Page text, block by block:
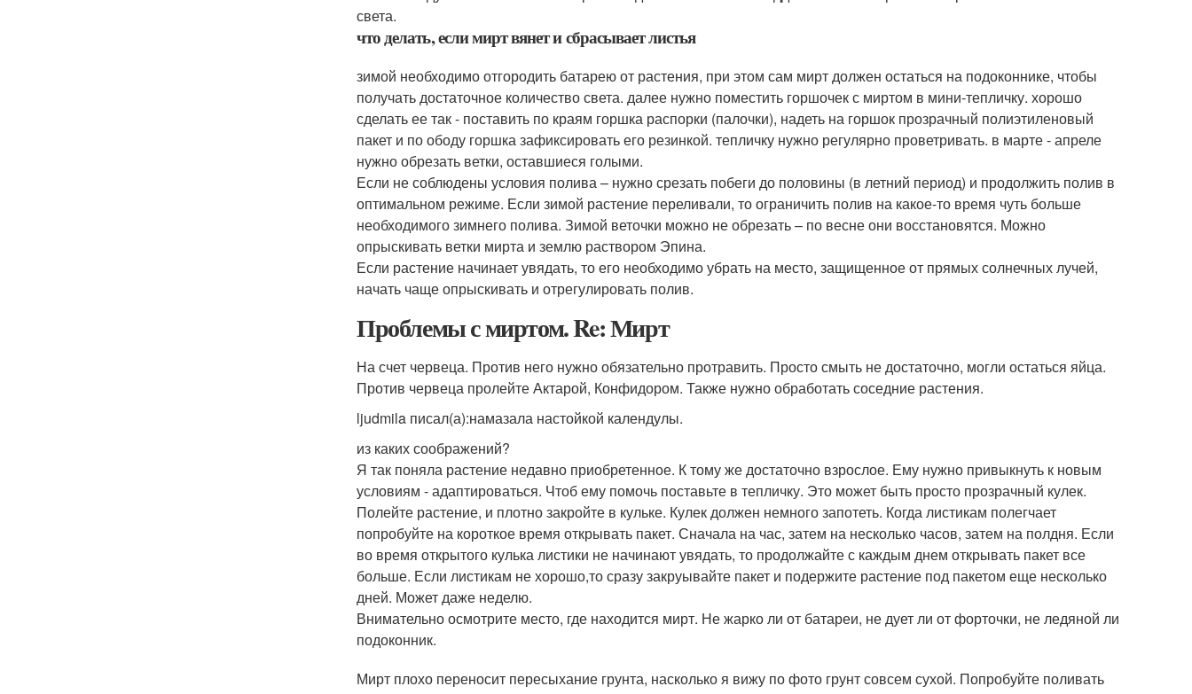
света.
что делать, если мирт вянет и сбрасывает листья
зимой необходимо отгородить батарею от растения, при этом сам мирт должен остаться на подоконнике, чтобы
получать достаточное количество света. далее нужно поместить горшочек с миртом в мини-тепличку. хорошо
сделать ее так - поставить по краям горшка распорки (палочки), надеть на горшок прозрачный полиэтиленовый
пакет и по ободу горшка зафиксировать его резинкой. тепличку нужно регулярно проветривать. в марте - апреле
нужно обрезать ветки, оставшиеся голыми.
Если не соблюдены условия полива – нужно срезать побеги до половины (в летний период) и продолжить полив в
оптимальном режиме. Если зимой растение переливали, то ограничить полив на какое-то время чуть больше
необходимого зимнего полива. Зимой веточки можно не обрезать – по весне они восстановятся. Можно
опрыскивать ветки мирта и землю раствором Эпина.
Если растение начинает увядать, то его необходимо убрать на место, защищенное от прямых солнечных лучей,
начать чаще опрыскивать и отрегулировать полив.
Проблемы с миртом. Re: Мирт
На счет червеца. Против него нужно обязательно протравить. Просто смыть не достаточно, могли остаться яйца.
Против червеца пролейте Актарой, Конфидором. Также нужно обработать соседние растения.
ljudmila писал(а):намазала настойкой календулы.
из каких соображений?
Я так поняла растение недавно приобретенное. К тому же достаточно взрослое. Ему нужно привыкнуть к новым
условиям - адаптироваться. Чтоб ему помочь поставьте в тепличку. Это может быть просто прозрачный кулек.
Полейте растение, и плотно закройте в кульке. Кулек должен немного запотеть. Когда листикам полегчает
попробуйте на короткое время открывать пакет. Сначала на час, затем на несколько часов, затем на полдня. Если
во время открытого кулька листики не начинают увядать, то продолжайте с каждым днем открывать пакет все
больше. Если листикам не хорошо,то сразу закруывайте пакет и подержите растение под пакетом еще несколько
дней. Может даже неделю.
Внимательно осмотрите место, где находится мирт. Не жарко ли от батареи, не дует ли от форточки, не ледяной ли
подоконник.
Мирт плохо переносит пересыхание грунта, насколько я вижу по фото грунт совсем сухой. Попробуйте поливать